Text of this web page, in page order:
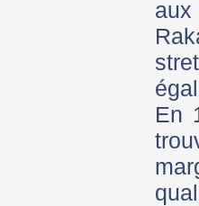
En